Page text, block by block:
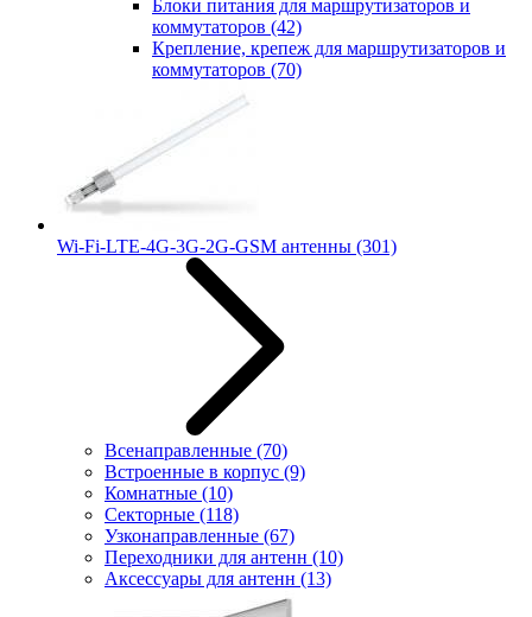
Блоки питания для маршрутизаторов и
коммутаторов (42)
Крепление, крепеж для маршрутизаторов и
коммутаторов (70)
Wi-Fi-LTE-4G-3G-2G-GSM антенны (301)
Всенаправленные (70)
Встроенные в корпус (9)
Комнатные (10)
Секторные (118)
Узконаправленные (67)
Переходники для антенн (10)
Аксессуары для антенн (13)